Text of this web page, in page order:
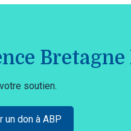
Bretagne
soutien.
un don à ABP